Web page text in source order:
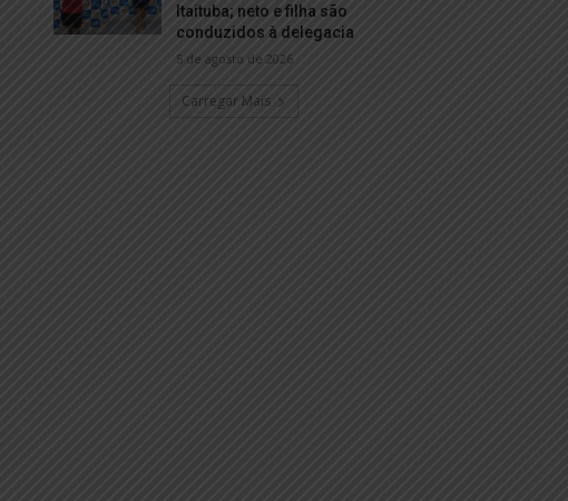
Itaituba; neto e filha são
conduzidos à delegacia
5 de agosto de 2026
Carregar Mais